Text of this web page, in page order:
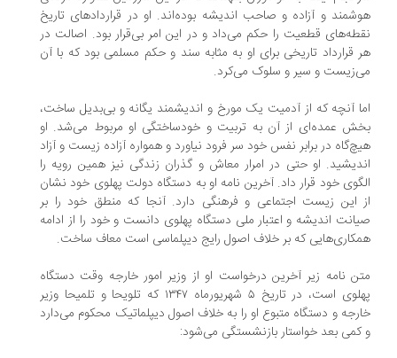
و آزاده و صاحب اندیشه بوده‌اند. او در قراردادهای تاریخ
قطعیت را حکم می‌داد و در این امر بی‌قرار بود. اصالت در
قرارداد تاریخی برای او به مثابه سند و حکم مسلمی بود که با آن
و سیر و سلوک می‌کرد.
آنچه که از آدمیت یک مورخ و اندیشمند یگانه و بی‌بدیل ساخت،
عمده‌ای از آن به تربیت و خودساختگی او مربوط می‌شد. او
در برابر نفس خود سر فرود نیاورد و همواره آزاده زیست و آزاد
او حتی در امرار معاش و گذران زندگی نیز همین رویه را
خود قرار داد. آخرین نامه او به دستگاه دولت پهلوی خود نشان
این زیست اجتماعی و فرهنگی دارد. آنجا که منطق خود را بر
اندیشه و اعتبار ملی دستگاه پهلوی دانست و خود را از ادامه
که بر خلاف اصول رایج دیپلماسی است معاف ساخت.
نامه زیر آخرین درخواست او از وزیر امور خارجه وقت دستگاه
پهلوی است، در تاریخ ۵ شهریورماه ۱۳۴۷ که تلویحا و تلمیحا وزیر
و دستگاه متبوع او را به خلاف اصول دیپلماتیک محکوم می‌دارد
بعد خواستار بازنشستگی می‌شود: